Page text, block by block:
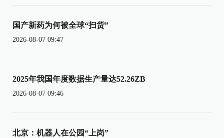
国产新药为何被全球“扫货”
2026-08-07 09:47
2025年我国年度数据生产量达52.26ZB
2026-08-07 09:46
北京：机器人在公园“上岗”